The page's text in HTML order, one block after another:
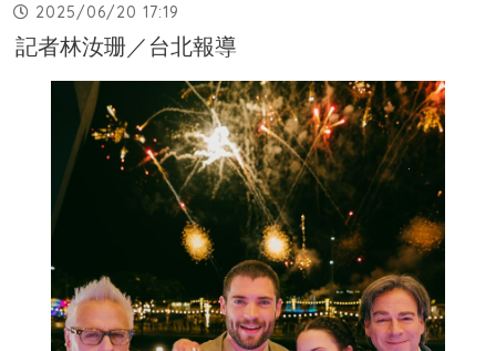
2025/06/20 17:19
記者林汝珊／台北報導